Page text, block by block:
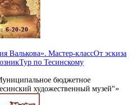
Валькова». Мастер-классОт эскиза
Тур по Тесинскому
бюджетное
художественный музей"»